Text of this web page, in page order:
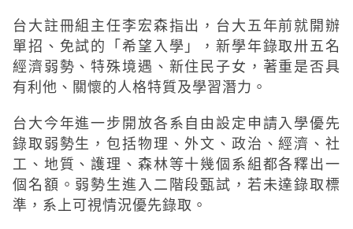
台大註冊組主任李宏森指出，台大五年前就開辦
單招、免試的「希望入學」，新學年錄取卅五名
經濟弱勢、特殊境遇、新住民子女，著重是否具
有利他、關懷的人格特質及學習潛力。
台大今年進一步開放各系自由設定申請入學優先
錄取弱勢生，包括物理、外文、政治、經濟、社
工、地質、護理、森林等十幾個系組都各釋出一
個名額。弱勢生進入二階段甄試，若未達錄取標
準，系上可視情況優先錄取。